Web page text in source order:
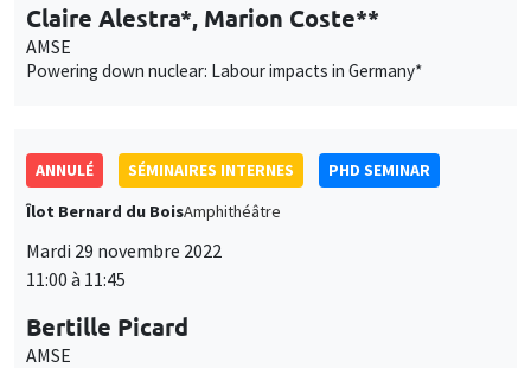
Claire Alestra*, Marion Coste**
AMSE
Powering down nuclear: Labour impacts in Germany*
ANNULÉ SÉMINAIRES INTERNES
PHD SEMINAR
Îlot Bernard du BoisAmphithéâtre
Mardi 29 novembre 2022
11:00 à 11:45
Bertille Picard
AMSE